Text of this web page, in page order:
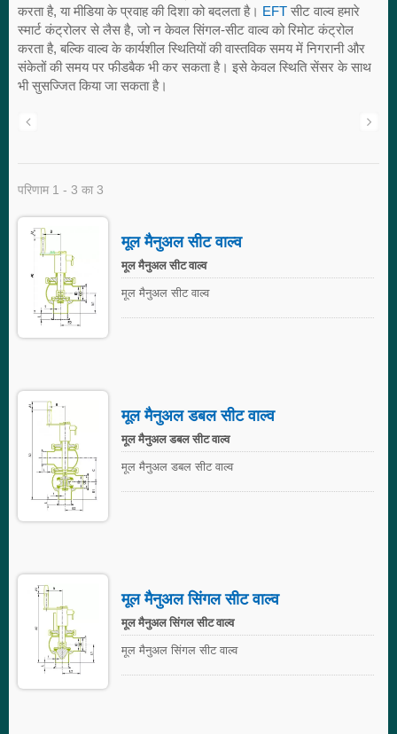
करता है, या मीडिया के प्रवाह की दिशा को बदलता है। EFT सीट वाल्व हमारे
स्मार्ट कंट्रोलर से लैस है, जो न केवल सिंगल-सीट वाल्व को रिमोट कंट्रोल
करता है, बल्कि वाल्व के कार्यशील स्थितियों की वास्तविक समय में निगरानी और
संकेतों की समय पर फीडबैक भी कर सकता है। इसे केवल स्थिति सेंसर के साथ
भी सुसज्जित किया जा सकता है।
परिणाम 1 - 3 का 3
मूल मैनुअल सीट वाल्व
मूल मैनुअल सीट वाल्व
मूल मैनुअल सीट वाल्व
मूल मैनुअल डबल सीट वाल्व
मूल मैनुअल डबल सीट वाल्व
मूल मैनुअल डबल सीट वाल्व
मूल मैनुअल सिंगल सीट वाल्व
मूल मैनुअल सिंगल सीट वाल्व
मूल मैनुअल सिंगल सीट वाल्व